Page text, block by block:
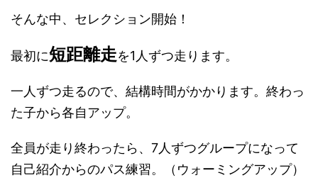
そんな中、セレクション開始！
最初に短距離走を1人ずつ走ります。
一人ずつ走るので、結構時間がかかります。終わっ
た子から各自アップ。
全員が走り終わったら、7人ずつグループになって
自己紹介からのパス練習。（ウォーミングアップ）